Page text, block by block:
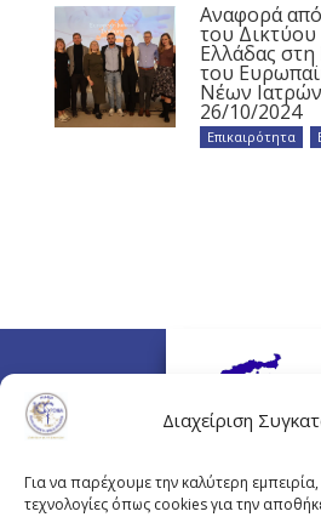
Διαχείριση
Για να παρέχουμε την καλύτερη
τεχνολογίες όπως cookies για την
Αναφορά
του
Ελλάδας
του
Νέων
26/10/2024
Επικαιρότητα